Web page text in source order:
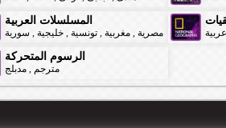
المسلسلات العربية
مصرية , مغربية , تونسية , خليجية , سورية عربية
الرسوم المتحركة
مترجم , مدبلج